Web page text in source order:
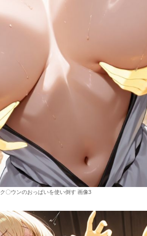
ク〇ウンのおっぱいを使い倒す 画像3